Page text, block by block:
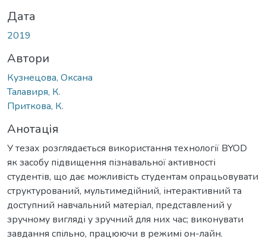
Дата
2019
Автори
Кузнецова, Оксана
Талавиря, К.
Приткова, К.
Анотація
У тезах розглядається використання технології BYOD
як засобу підвищення пізнавальної активності
студентів, що дає можливість студентам опрацьовувати
структурований, мультимедійний, інтерактивний та
доступний навчальний матеріал, представлений у
зручному вигляді у зручний для них час; виконувати
завдання спільно, працюючи в режимі он-лайн.